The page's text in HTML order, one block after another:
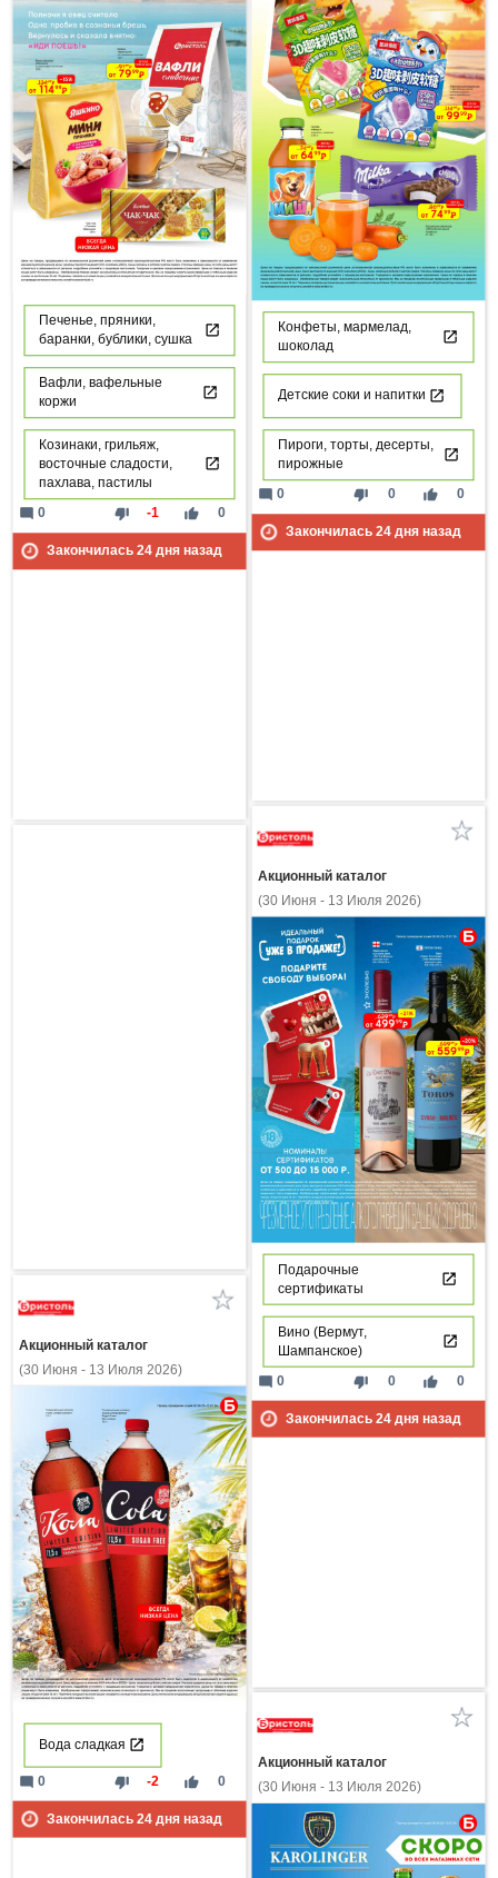
Печенье, пряники,
баранки, бублики, сушка
Вафли, вафельные
коржи
Козинаки, грильяж,
восточные сладости,
пахлава, пастилы
thumb_down -1 thumb_up 0
mode_comment 0
Закончилась 24дня назад
Конфеты, мармелад,
шоколад
Детские соки и напитки
Пироги, торты, десерты,
пирожные
thumb_down 0 thumb_up 0
mode_comment 0
Закончилась 24дня назад
Акционный каталог
(30 Июня - 13 Июля 2026)
Подарочные
сертификаты
Вино (Вермут,
Шампанское)
thumb_down 0 thumb_up 0
mode_comment 0
Закончилась 24дня назад
Акционный каталог
(30 Июня - 13 Июля 2026)
Вода сладкая
thumb_down -2 thumb_up 0
mode_comment 0
Закончилась 24дня назад
Акционный каталог
(30 Июня - 13 Июля 2026)